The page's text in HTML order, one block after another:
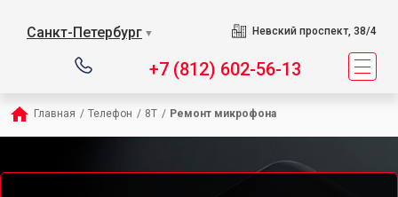
Санкт-Петербург ▼ Невский проспект, 38/4
+7 (812) 602-56-13
Главная / Телефон / 8T / Ремонт микрофона